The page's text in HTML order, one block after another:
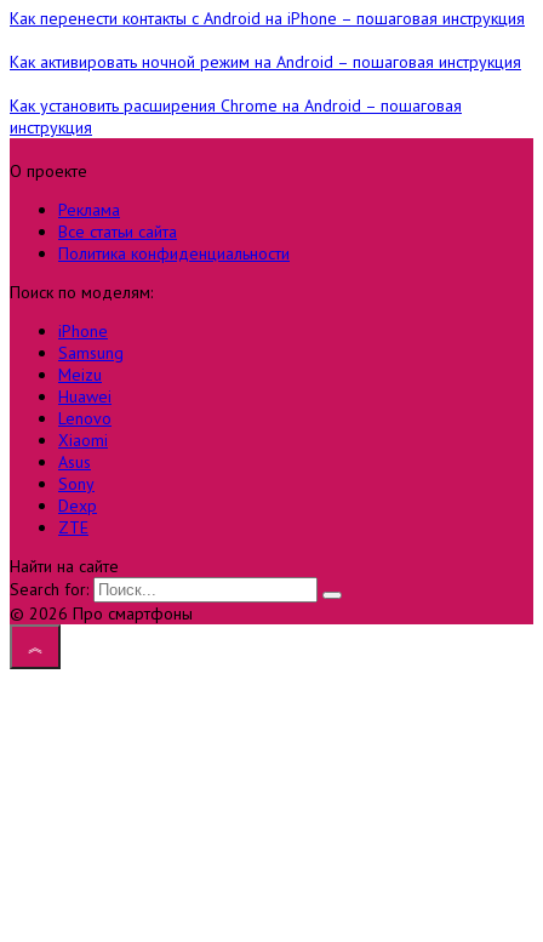
Как перенести контакты с Android на iPhone – пошаговая инструкция
Как активировать ночной режим на Android – пошаговая инструкция
Как установить расширения Chrome на Android – пошаговая
инструкция
О проекте
Реклама
Все статьи сайта
Политика конфиденциальности
Поиск по моделям:
iPhone
Samsung
Meizu
Huawei
Lenovo
Xiaomi
Asus
Sony
Dexp
ZTE
Найти на сайте
Search for:
© 2026 Про смартфоны